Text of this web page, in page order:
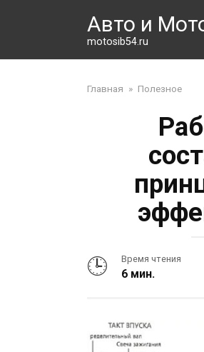
Авто и
motosib54.ru
Главная » Полезное
Время чтения
6 мин.